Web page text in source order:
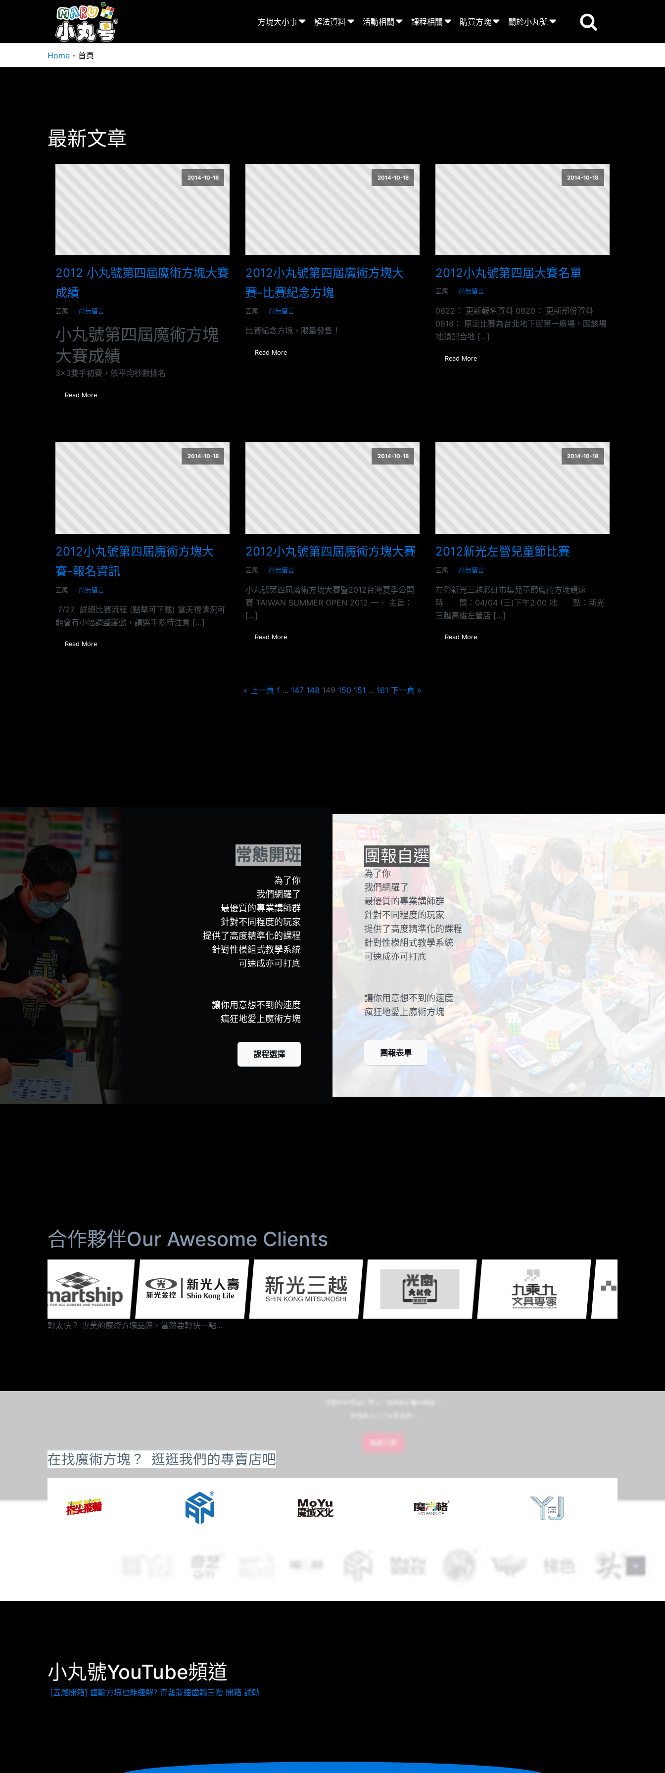
方塊大小事 解法資料 活動相關 課程相關 購買方塊 關於小丸號
Home - 首頁
最新文章
2014-10-18
2012 小丸號第四屆魔術方塊大賽
成績
五尾 尚無留言
小丸號第四屆魔術方塊
大賽成績
3x3雙手初賽，依平均秒數排名
Read More
2014-10-18
2012小丸號第四屆魔術方塊大
賽-比賽紀念方塊
五尾 尚無留言
比賽紀念方塊，限量發售！
Read More
2014-10-18
2012小丸號第四屆大賽名單
五尾 尚無留言
0822： 更新報名資料 0820： 更新部份資料
0818： 原定比賽為台北地下街第一廣場，因該場
地須配合地 […]
Read More
2014-10-18
2012小丸號第四屆魔術方塊大
賽-報名資訊
五尾 尚無留言
7/27 詳細比賽流程 (點擊可下載) 當天視情況可
能會有小幅調整變動，請選手隨時注意 […]
Read More
2014-10-18
2012小丸號第四屆魔術方塊大賽
五尾 尚無留言
小丸號第四屆魔術方塊大賽暨2012台灣夏季公開
賽 TAIWAN SUMMER OPEN 2012 一、 主旨：
[…]
Read More
2014-10-18
2012新光左營兒童節比賽
五尾 尚無留言
左營新光三越彩虹市集兒童節魔術方塊競速
時 間：04/04 (三)下午2:00 地 點：新光
三越高雄左營店 […]
Read More
« 上一頁 1 ... 147 148 149 150 151 ... 161 下一頁 »
常態開班
為了你
我們網羅了
最優質的專業講師群
針對不同程度的玩家
提供了高度精準化的課程
針對性模組式教學系統
可速成亦可打底
讓你用意想不到的速度
瘋狂地愛上魔術方塊
課程選擇
團報自選
為了你
我們網羅了
最優質的專業講師群
針對不同程度的玩家
提供了高度精準化的課程
針對性模組式教學系統
可速成亦可打底
讓你用意想不到的速度
瘋狂地愛上魔術方塊
團報表單
合作夥伴Our Awesome Clients
轉太快？ 專業的魔術方塊品牌，當然要轉快一點...
在找魔術方塊？ 逛逛我們的專賣店吧
小丸號YouTube頻道
[五尾開箱] 齒輪方塊也能速解? 奇藝競速齒輪三階 開箱 試轉